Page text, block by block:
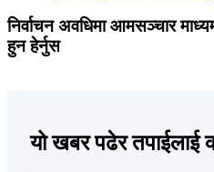
निर्वाचन अवधिमा आमसञ्चार
हुन हेर्नुस
यो खबर पढेर तपाईलाई